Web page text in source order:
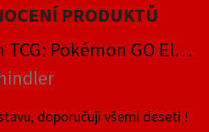
PRODUKTŮ
Pokémon TCG: Pokémon GO Elite Trainer Box
je 5 z 5 hvězdiček.
doporučuji všemi deseti !